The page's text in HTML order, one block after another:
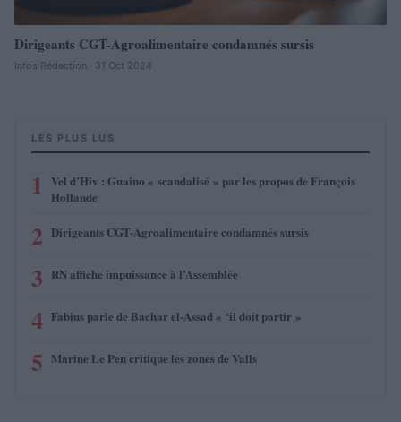
Dirigeants CGT-Agroalimentaire condamnés sursis
Infos Rédaction · 31 Oct 2024
LES PLUS LUS
1
Vel d’Hiv : Guaino « scandalisé » par les propos de François
Hollande
2 Dirigeants CGT-Agroalimentaire condamnés sursis
3 RN affiche impuissance à l’Assemblée
4 Fabius parle de Bachar el-Assad « ‘il doit partir »
5 Marine Le Pen critique les zones de Valls